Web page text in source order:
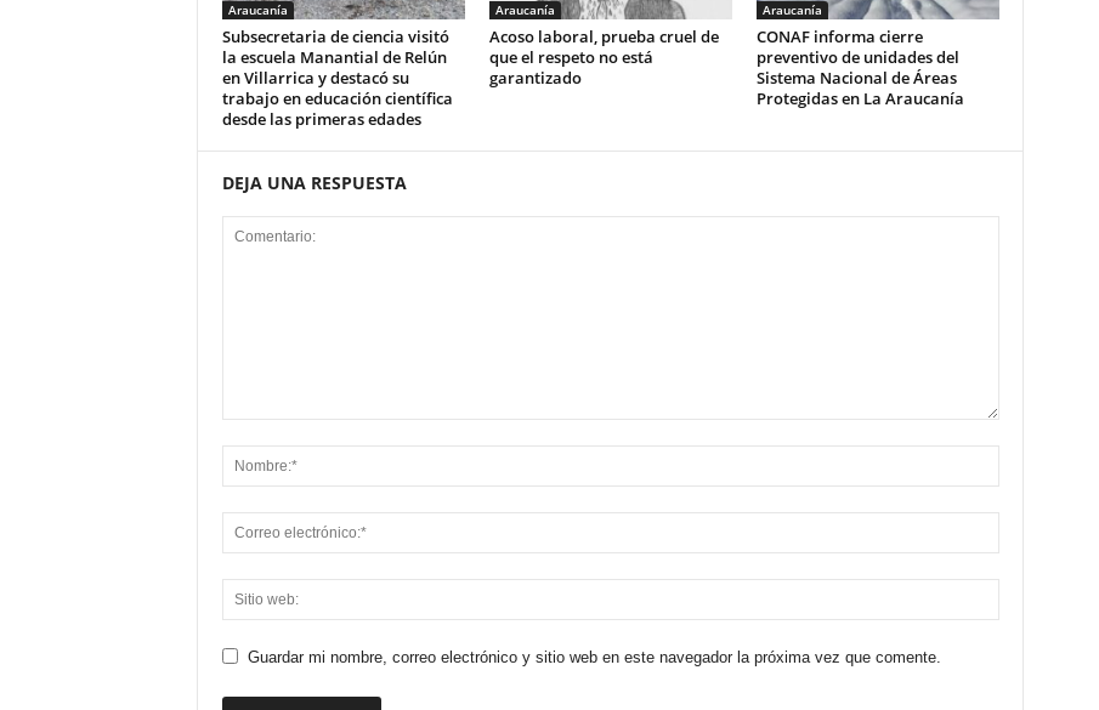
Araucanía
Subsecretaria de ciencia visitó
la escuela Manantial de Relún
en Villarrica y destacó su
trabajo en educación científica
desde las primeras edades
Araucanía
Acoso laboral, prueba cruel de
que el respeto no está
garantizado
Araucanía
CONAF informa cierre
preventivo de unidades del
Sistema Nacional de Áreas
Protegidas en La Araucanía
DEJA UNA RESPUESTA
Guardar mi nombre, correo electrónico y sitio web en este navegador la próxima vez que comente.